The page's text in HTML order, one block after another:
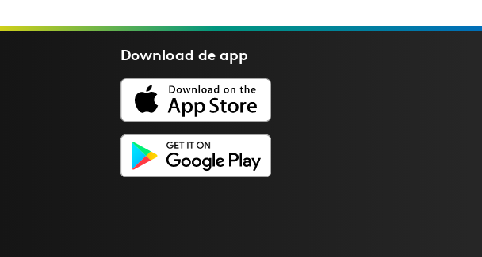
Download deapp